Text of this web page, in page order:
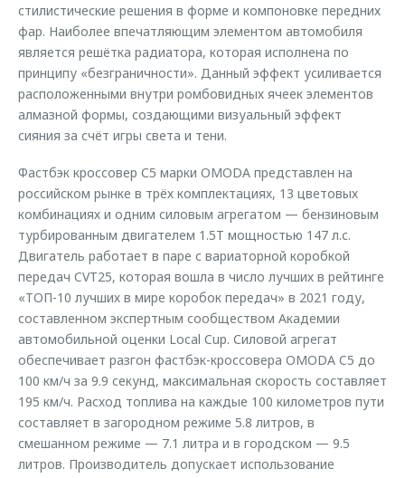
стилистические решения в форме и компоновке передних
фар. Наиболее впечатляющим элементом автомобиля
является решётка радиатора, которая исполнена по
принципу «безграничности». Данный эффект усиливается
расположенными внутри ромбовидных ячеек элементов
алмазной формы, создающими визуальный эффект
сияния за счёт игры света и тени.
Фастбэк кроссовер С5 марки OMODA представлен на
российском рынке в трёх комплектациях, 13 цветовых
комбинациях и одним силовым агрегатом — бензиновым
турбированным двигателем 1.5T мощностью 147 л.с.
Двигатель работает в паре с вариаторной коробкой
передач CVT25, которая вошла в число лучших в рейтинге
«ТОП-10 лучших в мире коробок передач» в 2021 году,
составленном экспертным сообществом Академии
автомобильной оценки Local Cup. Силовой агрегат
обеспечивает разгон фастбэк-кроссовера OMODA C5 до
100 км/ч за 9.9 секунд, максимальная скорость составляет
195 км/ч. Расход топлива на каждые 100 километров пути
составляет в загородном режиме 5.8 литров, в
смешанном режиме — 7.1 литра и в городском — 9.5
литров. Производитель допускает использование